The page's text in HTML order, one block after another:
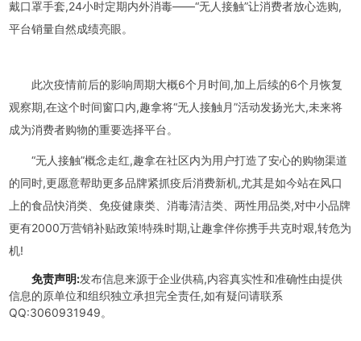
戴口罩手套,24小时定期内外消毒——“无人接触”让消费者放心选购,
平台销量自然成绩亮眼。
此次疫情前后的影响周期大概6个月时间,加上后续的6个月恢复
观察期,在这个时间窗口内,趣拿将“无人接触月”活动发扬光大,未来将
成为消费者购物的重要选择平台。
“无人接触”概念走红,趣拿在社区内为用户打造了安心的购物渠道
的同时,更愿意帮助更多品牌紧抓疫后消费新机,尤其是如今站在风口
上的食品快消类、免疫健康类、消毒清洁类、两性用品类,对中小品牌
更有2000万营销补贴政策!特殊时期,让趣拿伴你携手共克时艰,转危为
机!
免责声明:发布信息来源于企业供稿,内容真实性和准确性由提供
信息的原单位和组织独立承担完全责任,如有疑问请联系
QQ:3060931949。